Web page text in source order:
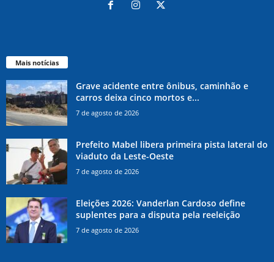
Mais notícias
Grave acidente entre ônibus, caminhão e
carros deixa cinco mortos e...
7 de agosto de 2026
Prefeito Mabel libera primeira pista lateral do
viaduto da Leste-Oeste
7 de agosto de 2026
Eleições 2026: Vanderlan Cardoso define
suplentes para a disputa pela reeleição
7 de agosto de 2026